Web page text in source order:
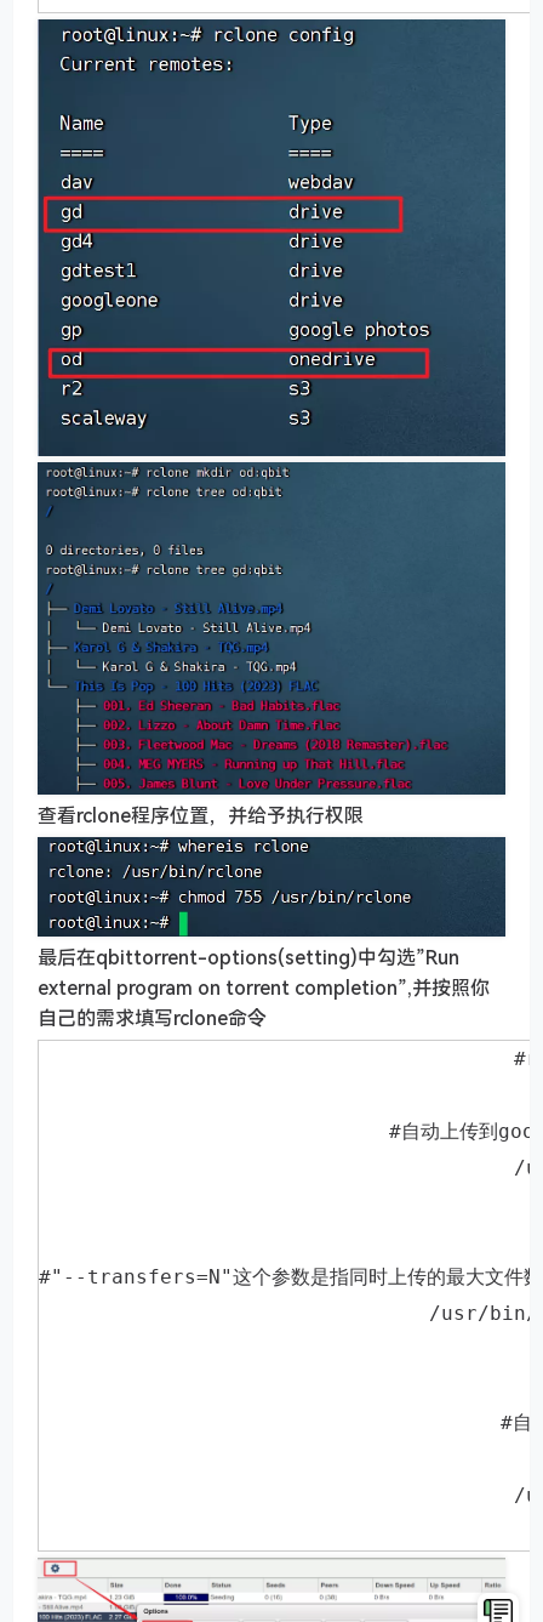
查看rclone程序位置，并给予执行权限
最后在qbittorrent-options(setting)中勾选”Run
external program on torrent completion”,并按照你
自己的需求填写rclone命令
#
#自动上传到
/
#"--transfers=N"这个参数是指同时上传的最大文件
/usr/bin/
#自
/